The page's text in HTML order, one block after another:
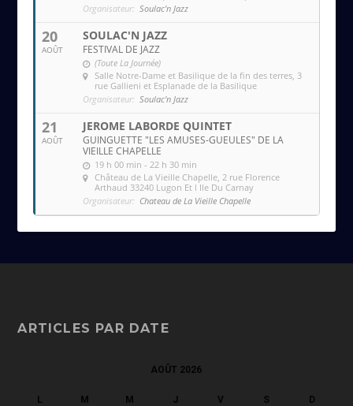
Organisateur: Soulac'n Jazz
20
AOÛT
SOULAC'N JAZZ
FESTIVAL DE JAZZ
(Toute La Journée)
Salle Notre-Dame et Basilique de la fin des terres , 3
rue Gallieni et Esplanade de la Basilique
Organisateur: Soulac'n Jazz
21
AOÛT
JEROME LABORDE QUINTET
GUINGUETTE "LES AMUSES-GUEULES" DE LA
VIEILLE CHAPELLE
19 h 00 min - 22 h 30 min
Château de La Vieille Chapelle , 2 rue Florence
Arthaud 33240 Lugon Et l Ile Du Carnay
Organisateur: Chateau de La Vieille Chapelle
ARTICLES PAR DATE
AOÛT 2026
L M M J V S D